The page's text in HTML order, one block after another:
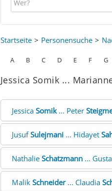
Startseite Personensuche
A B C D E F G
Jessica Somik ...
Jessica Somik... Peter
JusufSulejmani... Hidayet
Nathalie Schatzmann...
Malik Schneider... Claudia